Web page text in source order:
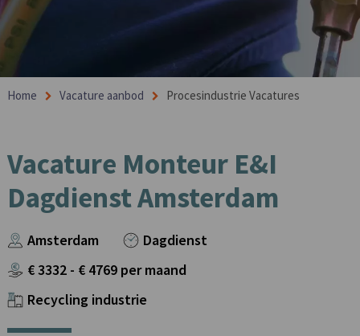
Home Vacature aanbod Procesindustrie Vacatures
Vacature Monteur E&I
Dagdienst Amsterdam
Amsterdam
Dagdienst
€3332 - € 4769 per maand
Recycling industrie